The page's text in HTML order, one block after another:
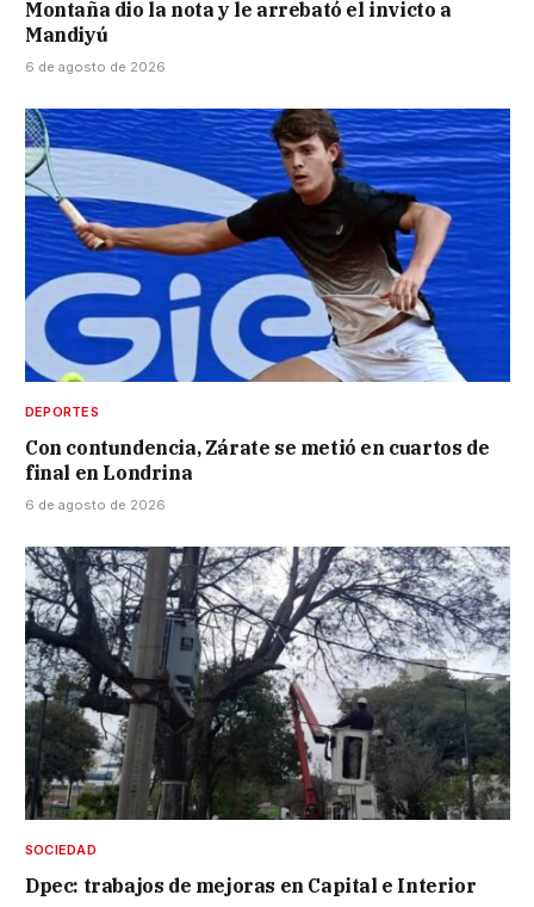
Montaña dio la nota y le arrebató el invicto a
Mandiyú
6 de agosto de 2026
DEPORTES
Con contundencia, Zárate se metió en cuartos de
final en Londrina
6 de agosto de 2026
SOCIEDAD
Dpec: trabajos de mejoras en Capital e Interior